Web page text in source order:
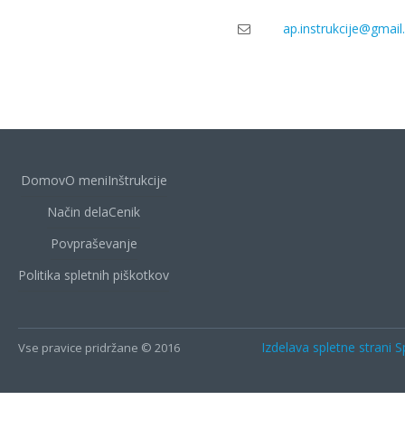
DomovO meniInštrukcije
Način delaCenik
Povpraševanje
Politika spletnih piškotkov
Vse pravice pridržane © 2016 Izdelava spletne strani